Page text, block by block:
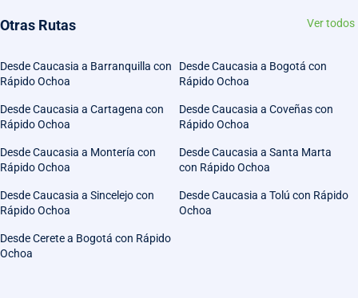
Otras Rutas Ver todos
Desde Caucasia a Barranquilla con
Rápido Ochoa
Desde Caucasia a Bogotá con
Rápido Ochoa
Desde Caucasia a Cartagena con
Rápido Ochoa
Desde Caucasia a Coveñas con
Rápido Ochoa
Desde Caucasia a Montería con
Rápido Ochoa
Desde Caucasia a Santa Marta
con Rápido Ochoa
Desde Caucasia a Sincelejo con
Rápido Ochoa
Desde Caucasia a Tolú con Rápido
Ochoa
Desde Cerete a Bogotá con Rápido
Ochoa